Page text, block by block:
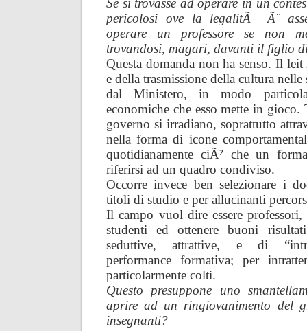
Se si trovasse ad operare in un
pericolosi ove la legalitÃ Ã¨
operare un professore se non
trovandosi, magari, davanti il figlio
Questa domanda non ha senso. Il
e della trasmissione della cultura
dal Ministero, in modo
economiche che esso mette in
governo si irradiano, soprattutto
nella forma di icone
quotidianamente ciÃ² che un
riferirsi ad un quadro condiviso.
Occorre invece ben selezionare i
titoli di studio e per allucinanti
Il campo vuol dire essere professori,
studenti ed ottenere buoni
seduttive, attrattive, e di
performance formativa; per
particolarmente colti.
Questo presuppone uno
aprire ad un ringiovanimento del
insegnanti?